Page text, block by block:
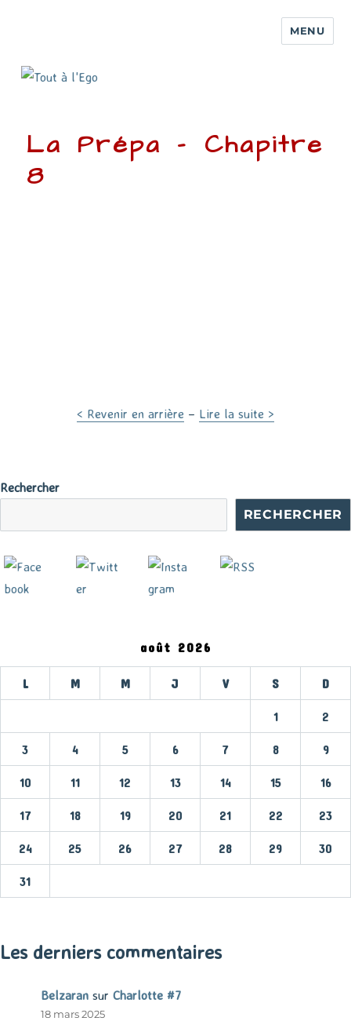
MENU
La Prépa – Chapitre
8
< Revenir en arrière – Lire la suite >
Rechercher
RECHERCHER
août 2026
L M M J V S D
1 2
3 4 5 6 7 8 9
10 11 12 13 14 15 16
17 18 19 20 21 22 23
24 25 26 27 28 29 30
31
Les derniers commentaires
Belzaran sur Charlotte #7
18 mars 2025